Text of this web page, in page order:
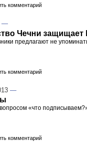
комментарий
—
Чечни защищает
предлагают не
комментарий
—
«что
комментарий